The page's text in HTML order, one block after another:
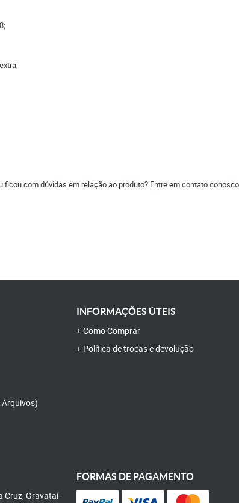
ficou com dúvidas em relação ao produto? Entre em contato
INFORMAÇÕES ÚTEIS
Como Comprar
Política de trocas e devolução
Cruz, Gravataí-
FORMAS DE PAGAMENTO